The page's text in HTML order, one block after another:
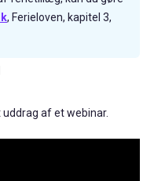
, Ferieloven, kapitel 3,
af et webinar.